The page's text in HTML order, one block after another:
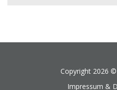
Copyright 2026 ©
Impressum &